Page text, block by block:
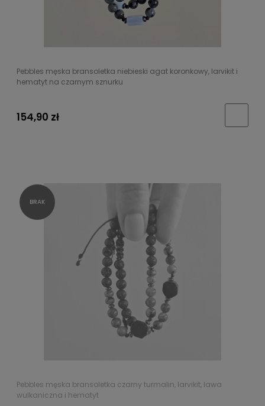
Pebbles męska bransoletka niebieski agat koronkowy, larvikit i
hematyt na czarnym sznurku
154,90 zł
Pebbles męska bransoletka czarny turmalin, larvikit, lawa
wulkaniczna i hematyt